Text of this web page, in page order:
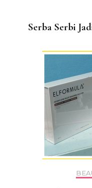
Serba Serbi